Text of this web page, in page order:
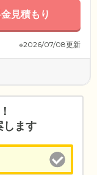
見積もり
※2026/07/08更新
します